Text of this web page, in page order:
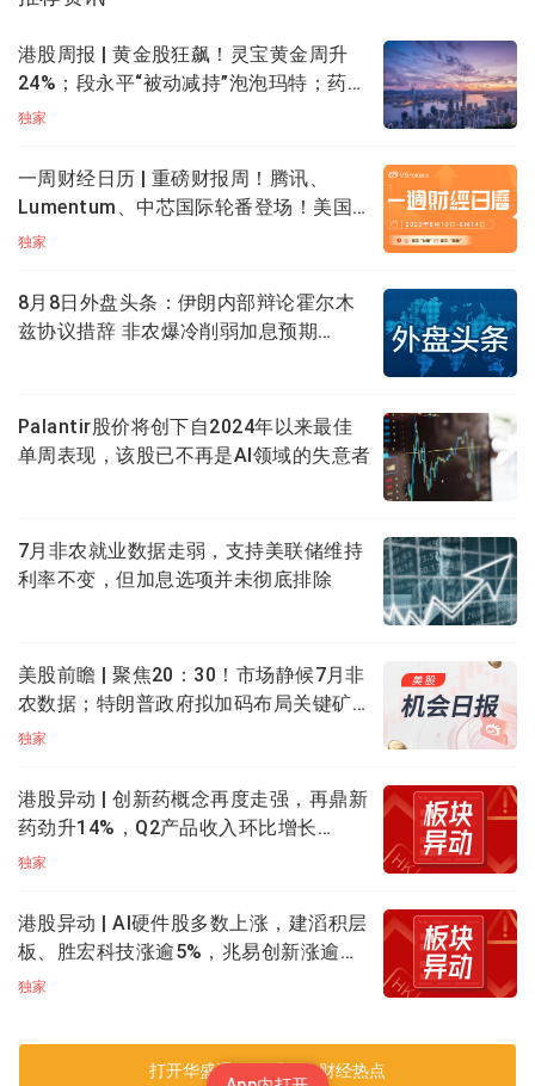
港股周报 | 黄金股狂飙！灵宝黄金周升
24%；段永平“被动减持”泡泡玛特；药明
康德升近20%创新高
独家
一周财经日历 | 重磅财报周！腾讯、
Lumentum、中芯国际轮番登场！美国7
月CPI携零售数据来袭
独家
8月8日外盘头条：伊朗内部辩论霍尔木
兹协议措辞 非农爆冷削弱加息预期
Palantir股价将创下自2024年以来最佳
单周表现，该股已不再是AI领域的失意者
7月非农就业数据走弱，支持美联储维持
利率不变，但加息选项并未彻底排除
美股前瞻 | 聚焦20：30！市场静候7月非
农数据；特朗普政府拟加码布局关键矿
产；应用光电计划大规模扩产，光通信
独家
港股异动 | 创新药概念再度走强，再鼎新
药劲升14%，Q2产品收入环比增长
11%；药明生物升逾5%，百济神州升逾
独家
港股异动 | AI硬件股多数上涨，建滔积层
板、胜宏科技涨逾5%，兆易创新涨逾
3%；南方两倍做多海力士跌逾9%
独家
打开华盛通APP 看更多财经热点